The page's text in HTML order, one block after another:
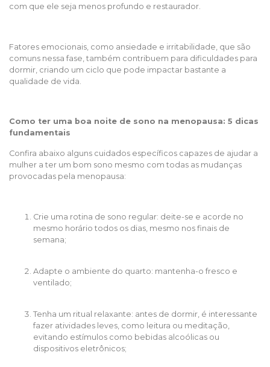
com que ele seja menos profundo e restaurador.
Fatores emocionais, como ansiedade e irritabilidade, que são
comuns nessa fase, também contribuem para dificuldades para
dormir, criando um ciclo que pode impactar bastante a
qualidade de vida.
Como ter uma boa noite de sono na menopausa: 5 dicas
fundamentais
Confira abaixo alguns cuidados específicos capazes de ajudar a
mulher a ter um bom sono mesmo com todas as mudanças
provocadas pela menopausa:
Crie uma rotina de sono regular: deite-se e acorde no
mesmo horário todos os dias, mesmo nos finais de
semana;
Adapte o ambiente do quarto: mantenha-o fresco e
ventilado;
Tenha um ritual relaxante: antes de dormir, é interessante
fazer atividades leves, como leitura ou meditação,
evitando estímulos como bebidas alcoólicas ou
dispositivos eletrônicos;